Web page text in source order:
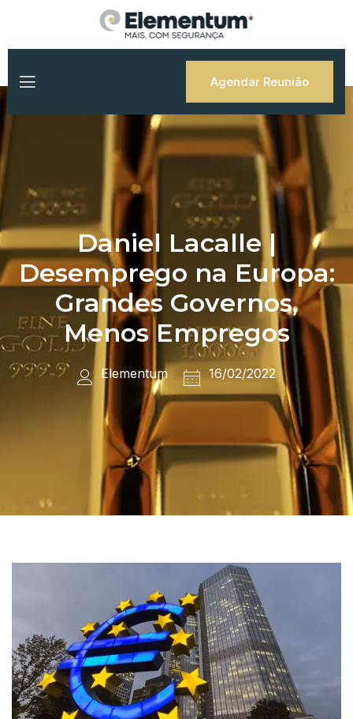
content
Agendar Reunião
Daniel Lacalle |
Desemprego na Europa:
Grandes Governos,
Menos Empregos
Elementum 16/02/2022